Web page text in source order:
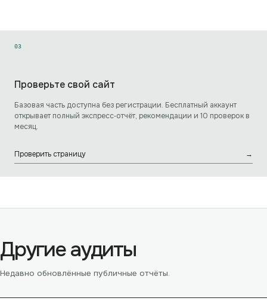
03
Проверьте свой сайт
Базовая часть доступна без регистрации. Бесплатный аккаунт
открывает полный экспресс‑отчёт, рекомендации и 10 проверок в
месяц.
Проверить страницу →
Другие аудиты
Недавно обновлённые публичные отчёты.